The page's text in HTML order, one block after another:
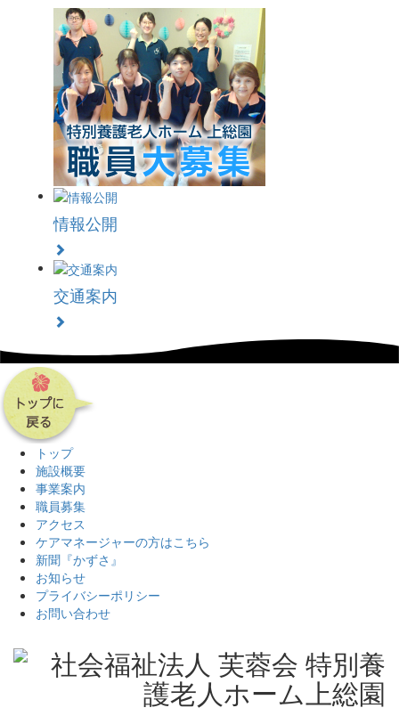
情報公開
交通案内
トップ
施設概要
事業案内
職員募集
アクセス
ケアマネージャーの方はこちら
新聞『かずさ』
お知らせ
プライバシーポリシー
お問い合わせ